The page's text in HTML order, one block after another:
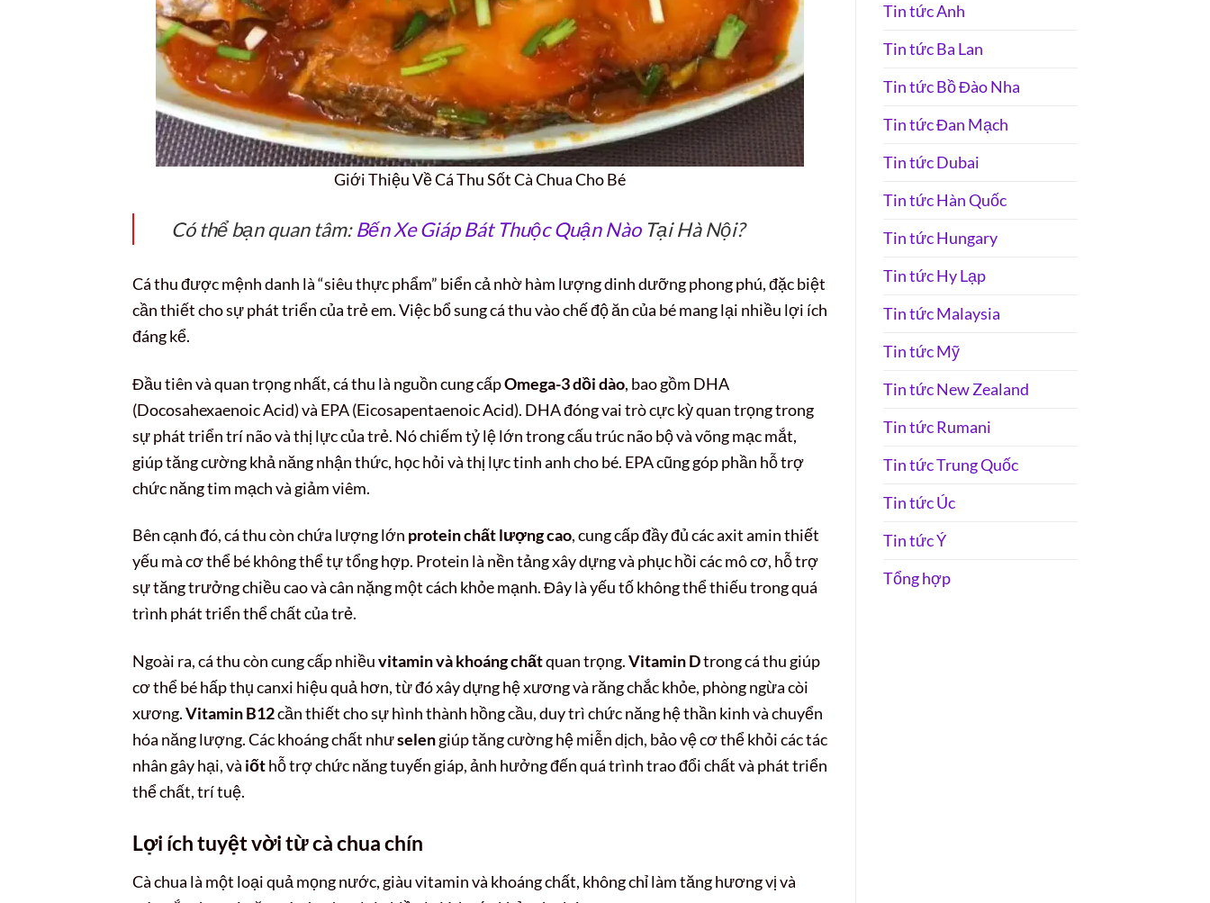
Giới Thiệu Về Cá Thu Sốt Cà Chua Cho Bé
Có thể bạn quan tâm:Bến Xe Giáp Bát Thuộc Quận NàoTại Hà Nội?
Cá thu được mệnh danh là “siêu thực phẩm” biển cả nhờ hàm lượng dinh dưỡng phong phú, đặc biệt
cần thiết cho sự phát triển của trẻ em. Việc bổ sung cá thu vào chế độ ăn của bé mang lại nhiều lợi ích
đáng kể.
Đầu tiên và quan trọng nhất, cá thu là nguồn cung cấpOmega-3 dồi dào, bao gồm DHA
(Docosahexaenoic Acid) và EPA (Eicosapentaenoic Acid). DHA đóng vai trò cực kỳ quan trọng trong
sự phát triển trí não và thị lực của trẻ. Nó chiếm tỷ lệ lớn trong cấu trúc não bộ và võng mạc mắt,
giúp tăng cường khả năng nhận thức, học hỏi và thị lực tinh anh cho bé. EPA cũng góp phần hỗ trợ
chức năng tim mạch và giảm viêm.
Bên cạnh đó, cá thu còn chứa lượng lớn protein chất lượng cao, cung cấp đầy đủ các axit amin thiết
yếu mà cơ thể bé không thể tự tổng hợp. Protein là nền tảng xây dựng và phục hồi các mô cơ, hỗ trợ
sự tăng trưởng chiều cao và cân nặng một cách khỏe mạnh. Đây là yếu tố không thể thiếu trong quá
trình phát triển thể chất của trẻ.
Ngoài ra, cá thu còn cung cấp nhiềuvitamin và khoáng chấtquan trọng.Vitamin Dtrong cá thu giúp
cơ thể bé hấp thụ canxi hiệu quả hơn, từ đó xây dựng hệ xương và răng chắc khỏe, phòng ngừa còi
xương.Vitamin B12cần thiết cho sự hình thành hồng cầu, duy trì chức năng hệ thần kinh và chuyển
hóa năng lượng. Các khoáng chất nhưselengiúp tăng cường hệ miễn dịch, bảo vệ cơ thể khỏi các tác
nhân gây hại, và iốthỗ trợ chức năng tuyến giáp, ảnh hưởng đến quá trình trao đổi chất và phát triển
thể chất, trí tuệ.
Lợi ích tuyệt vời từ cà chua chín
Cà chua là một loại quả mọng nước, giàu vitamin và khoáng chất, không chỉ làm tăng hương vị và
Tin tức Anh
Tin tức Ba Lan
Tin tức Bồ Đào Nha
Tin tức Đan Mạch
Tin tức Dubai
Tin tức Hàn Quốc
Tin tức Hungary
Tin tức Hy Lạp
Tin tức Malaysia
Tin tức Mỹ
Tin tức New Zealand
Tin tức Rumani
Tin tức Trung Quốc
Tin tức Úc
Tin tức Ý
Tổng hợp